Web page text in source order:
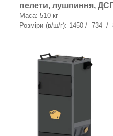
пелети, лушпиння,
Маса: 510 кг
Розміри (в/ш/г): 1450 / 734 /